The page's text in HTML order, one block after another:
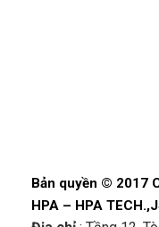
Bản quyền © 2017
HPA – HPA